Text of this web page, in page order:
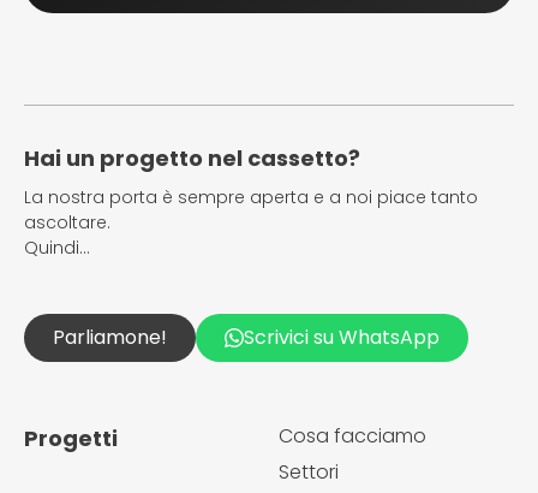
Hai un progetto nel cassetto?
La nostra porta è sempre aperta e a noi piace tanto
ascoltare.
Quindi…
Parliamone! Scrivici su WhatsApp
Progetti
Cosa facciamo
Settori